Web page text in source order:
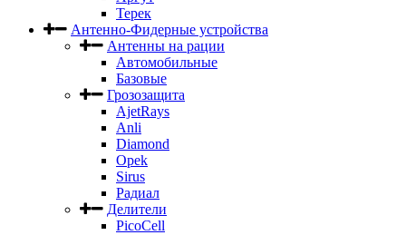
Терек
Антенно-Фидерные устройства
Антенны на рации
Автомобильные
Базовые
Грозозащита
AjetRays
Anli
Diamond
Opek
Sirus
Радиал
Делители
PicoCell